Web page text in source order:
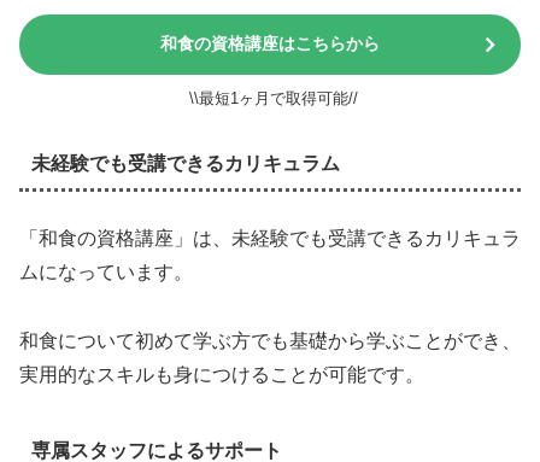
和食の資格講座はこちらから
\\最短1ヶ月で取得可能//
未経験でも受講できるカリキュラム
「和食の資格講座」は、未経験でも受講できるカリキュラ
ムになっています。
和食について初めて学ぶ方でも基礎から学ぶことができ、
実用的なスキルも身につけることが可能です。
専属スタッフによるサポート